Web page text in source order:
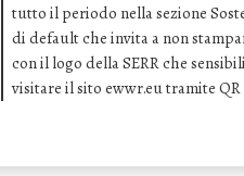
tutto il periodo nella sezione
di default che invita a non
con il logo della SERR che
visitare il sito ewwr.eu tramite